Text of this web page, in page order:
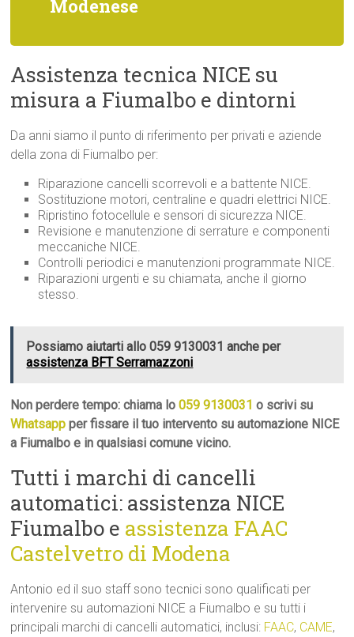
Modenese
Assistenza tecnica NICE su
misura a Fiumalbo e dintorni
Da anni siamo il punto di riferimento per privati e aziende
della zona di Fiumalbo per:
Riparazione cancelli scorrevoli e a battente NICE.
Sostituzione motori, centraline e quadri elettrici NICE.
Ripristino fotocellule e sensori di sicurezza NICE.
Revisione e manutenzione di serrature e componenti
meccaniche NICE.
Controlli periodici e manutenzioni programmate NICE.
Riparazioni urgenti e su chiamata, anche il giorno
stesso.
Possiamo aiutarti allo 059 9130031 anche per
assistenza BFT Serramazzoni
Non perdere tempo: chiama lo059 9130031 o scrivi su
Whatsapp per fissare il tuo intervento su automazione NICE
a Fiumalbo e in qualsiasi comune vicino.
Tutti i marchi di cancelli
automatici: assistenza NICE
Fiumalbo e assistenza FAAC
Castelvetro di Modena
Antonio ed il suo staff sono tecnici sono qualificati per
intervenire su automazioni NICE a Fiumalbo e su tutti i
principali marchi di cancelli automatici, inclusi: FAAC, CAME,